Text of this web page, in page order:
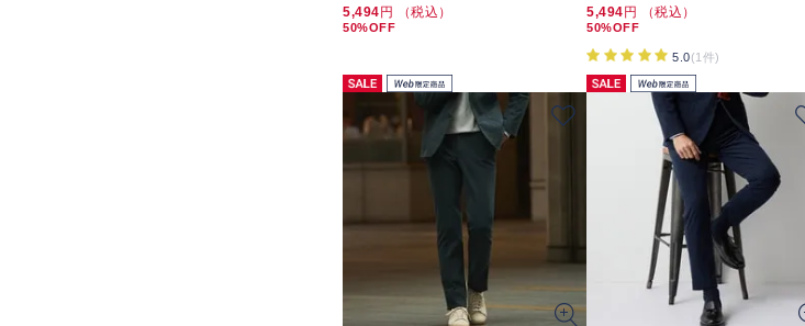
5,494 円 （税込）
50%OFF
5,494 円 （税込）
50%OFF
5.0(1件)